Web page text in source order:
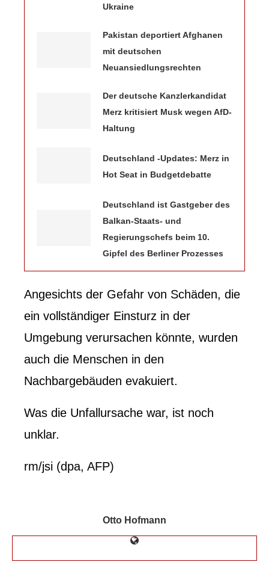
Ukraine
Pakistan deportiert Afghanen
mit deutschen
Neuansiedlungsrechten
Der deutsche Kanzlerkandidat
Merz kritisiert Musk wegen AfD-
Haltung
Deutschland -Updates: Merz in
Hot Seat in Budgetdebatte
Deutschland ist Gastgeber des
Balkan-Staats- und
Regierungschefs beim 10.
Gipfel des Berliner Prozesses
Angesichts der Gefahr von Schäden, die
ein vollständiger Einsturz in der
Umgebung verursachen könnte, wurden
auch die Menschen in den
Nachbargebäuden evakuiert.
Was die Unfallursache war, ist noch
unklar.
rm/jsi (dpa, AFP)
Otto Hofmann